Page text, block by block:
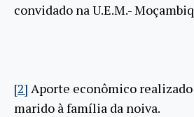
convidado na U.E.M.-
[2] Aporte econômico
marido à família da noiva.